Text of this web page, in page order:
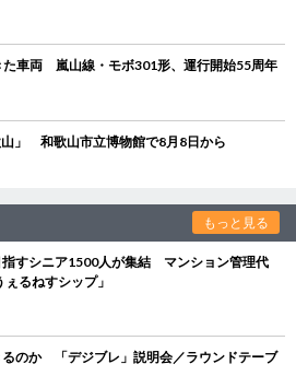
た車両 嵐山線・モボ301形、運行開始55周年
」 和歌山市立博物館で8月8日から
もっと見る
指すシニア1500人が集結 マンション管理代
るねすシップ」
のか 「デジブレ」説明会／ラウンドテーブ